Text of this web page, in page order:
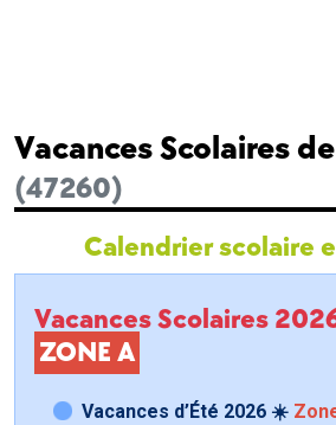
Vacances Scolaires
(47260)
Calendrier scolaire
Vacances Scolaires
ZONE A
Vacances d’Été 2026 ☀️